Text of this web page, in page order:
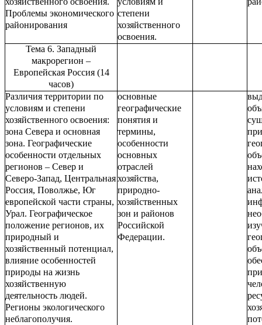
Проблемы экономического
районирования
степени
хозяйственного
освоения.
Тема 6. Западный
макрорегион –
Европейская Россия (14
часов)
Различия территории по
условиям и степени
хозяйственного освоения:
зона Севера и основная
зона. Географические
особенности отдельных
регионов – Север и
Северо-Запад, Центральная
Россия, Поволжье, Юг
европейской части страны,
Урал. Географическое
положение регионов, их
природный и
хозяйственный потенциал,
влияние особенностей
природы на жизнь
хозяйственную
деятельность людей.
Регионы экологического
неблагополучия.
основные
географические
понятия и
термины,
особенности
основных
отраслей
хозяйства,
природно-
хозяйственных
зон и районов
Российской
Федерации.